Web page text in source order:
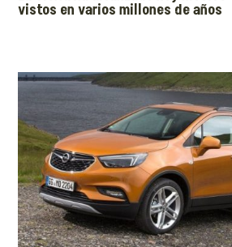
vistos en varios millones de años